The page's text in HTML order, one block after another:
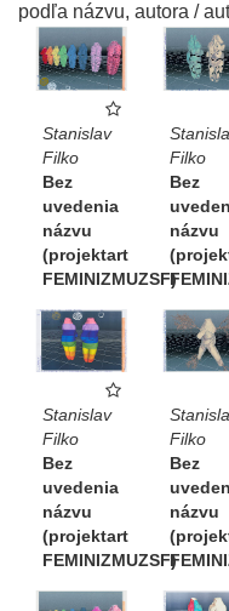
podľa názvu, autora /
Stanislav
Filko
Bez
uvedenia
názvu
(projektart
FEMINIZMUZSF)
Filko
Bez
názvu
Stanislav
Filko
Bez
uvedenia
názvu
(projektart
FEMINIZMUZSF)
Filko
Bez
názvu